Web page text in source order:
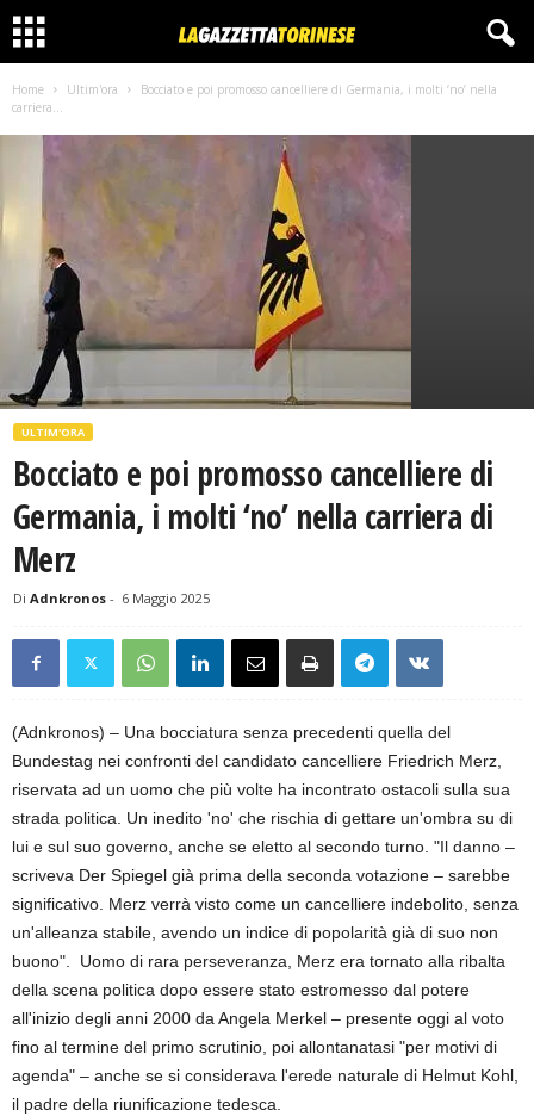
Home Ultim'ora
Bocciato e poi promosso cancelliere di Germania, i molti ‘no’ nella
carriera...
ULTIM'ORA
Bocciato e poi promosso cancelliere di
Germania, i molti ‘no’ nella carriera di
Merz
Di Adnkronos - 6 Maggio 2025
(Adnkronos) – Una bocciatura senza precedenti quella del
Bundestag nei confronti del candidato cancelliere Friedrich Merz,
riservata ad un uomo che più volte ha incontrato ostacoli sulla sua
strada politica. Un inedito 'no' che rischia di gettare un'ombra su di
lui e sul suo governo, anche se eletto al secondo turno. "Il danno –
scriveva Der Spiegel già prima della seconda votazione – sarebbe
significativo. Merz verrà visto come un cancelliere indebolito, senza
un'alleanza stabile, avendo un indice di popolarità già di suo non
buono". Uomo di rara perseveranza, Merz era tornato alla ribalta
della scena politica dopo essere stato estromesso dal potere
all'inizio degli anni 2000 da Angela Merkel – presente oggi al voto
fino al termine del primo scrutinio, poi allontanatasi "per motivi di
agenda" – anche se si considerava l'erede naturale di Helmut Kohl,
il padre della riunificazione tedesca.